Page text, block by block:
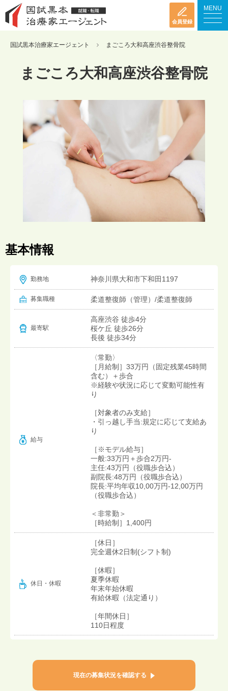
会員登録
MENU
国試黒本治療家エージェント まごころ大和高座渋谷整骨院
まごころ大和高座渋谷整骨院
基本情報
勤務地 神奈川県大和市下和田1197
募集職種 柔道整復師（管理）/柔道整復師
最寄駅
高座渋谷 徒歩4分
桜ケ丘 徒歩26分
長後 徒歩34分
給与
〈常勤〉
［月給制］33万円（固定残業45時間
含む）＋歩合
※経験や状況に応じて変動可能性有
り
［対象者のみ支給］
・引っ越し手当:規定に応じて支給あ
り
［※モデル給与］
一般:33万円＋歩合2万円-
主任:43万円（役職歩合込）
副院長:48万円（役職歩合込）
院長:平均年収10,00万円-12,00万円
（役職歩合込）
＜非常勤＞
［時給制］1,400円
休日・休暇
［休日］
完全週休2日制(シフト制)
［休暇］
夏季休暇
年末年始休暇
有給休暇（法定通り）
［年間休日］
110日程度
現在の募集状況を確認する